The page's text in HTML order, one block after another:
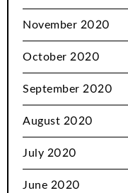
November 2020
October 2020
September 2020
August 2020
July 2020
June 2020